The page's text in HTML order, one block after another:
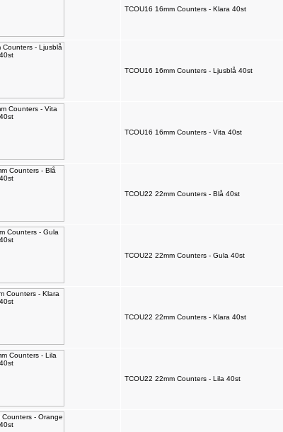
TCOU16 16mm Counters - Klara 40st
TCOU16 16mm Counters - Ljusblå 40st
TCOU16 16mm Counters - Vita 40st
TCOU22 22mm Counters - Blå 40st
TCOU22 22mm Counters - Gula 40st
TCOU22 22mm Counters - Klara 40st
TCOU22 22mm Counters - Lila 40st